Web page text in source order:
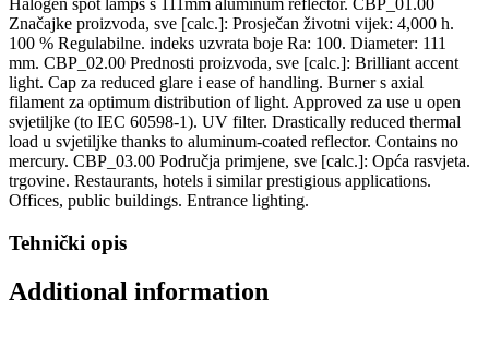
Halogen spot lamps s 111mm aluminum reflector. CBP_01.00
Značajke proizvoda, sve [calc.]: Prosječan životni vijek: 4,000 h.
100 % Regulabilne. indeks uzvrata boje Ra: 100. Diameter: 111
mm. CBP_02.00 Prednosti proizvoda, sve [calc.]: Brilliant accent
light. Cap za reduced glare i ease of handling. Burner s axial
filament za optimum distribution of light. Approved za use u open
svjetiljke (to IEC 60598-1). UV filter. Drastically reduced thermal
load u svjetiljke thanks to aluminum-coated reflector. Contains no
mercury. CBP_03.00 Područja primjene, sve [calc.]: Opća rasvjeta.
trgovine. Restaurants, hotels i similar prestigious applications.
Offices, public buildings. Entrance lighting.
Tehnički opis
Additional information